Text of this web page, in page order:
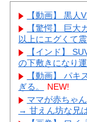
【動画】 黒人
【驚愕】 巨大
以上にエグくて
【インド】
の下敷きになり
【動画】 パキ
ぎる。
NEW!
ママが赤ちゃ
→ 甘えん坊な兄